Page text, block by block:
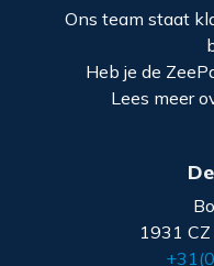
Ons team staat
Heb je de
Lees meer
1931